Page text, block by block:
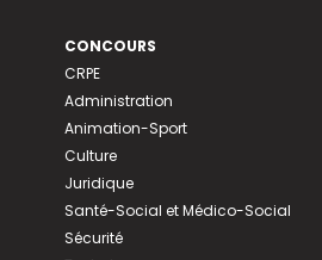
CONCOURS
CRPE
Administration
Animation-Sport
Culture
Juridique
Santé-Social et Médico-Social
Sécurité